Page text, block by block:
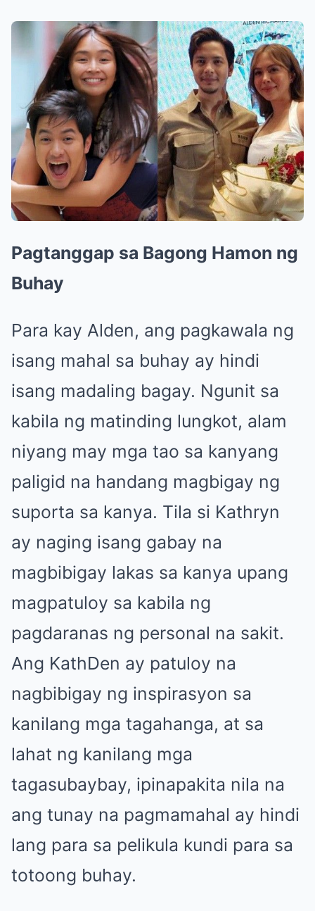
Pagtanggap sa Bagong Hamon ng
Buhay
Para kay Alden, ang pagkawala ng
isang mahal sa buhay ay hindi
isang madaling bagay. Ngunit sa
kabila ng matinding lungkot, alam
niyang may mga tao sa kanyang
paligid na handang magbigay ng
suporta sa kanya. Tila si Kathryn
ay naging isang gabay na
magbibigay lakas sa kanya upang
magpatuloy sa kabila ng
pagdaranas ng personal na sakit.
Ang KathDen ay patuloy na
nagbibigay ng inspirasyon sa
kanilang mga tagahanga, at sa
lahat ng kanilang mga
tagasubaybay, ipinapakita nila na
ang tunay na pagmamahal ay hindi
lang para sa pelikula kundi para sa
totoong buhay.